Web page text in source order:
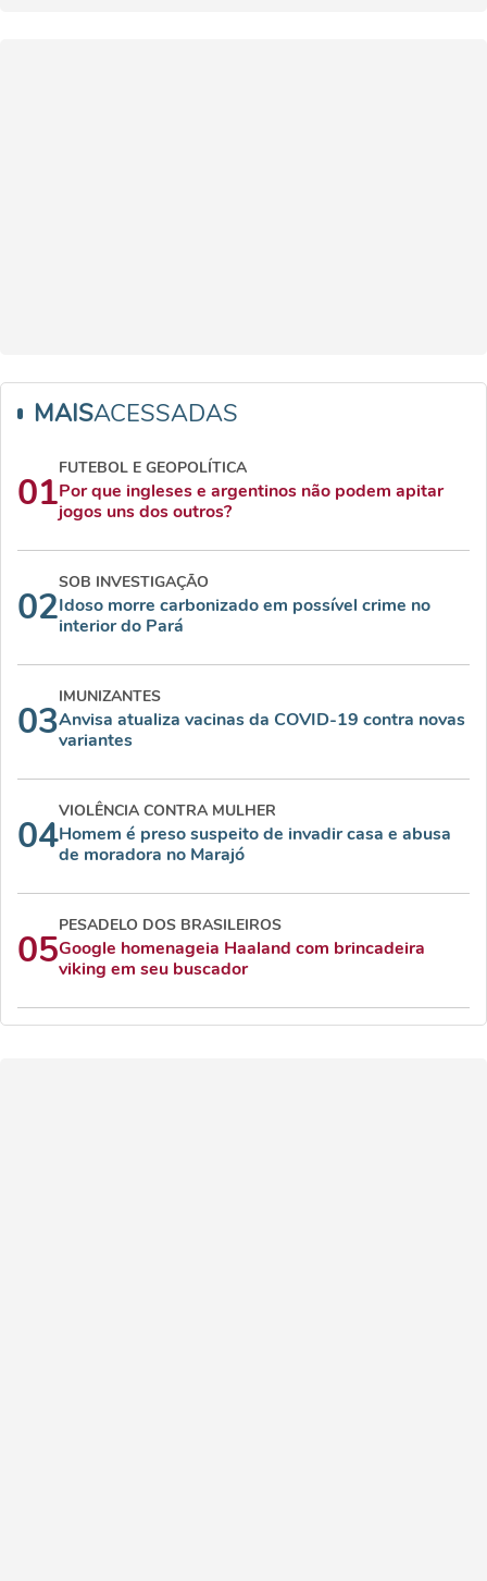
MAISACESSADAS
01
FUTEBOL E GEOPOLÍTICA
Por que ingleses e argentinos não podem apitar
jogos uns dos outros?
02
SOB INVESTIGAÇÃO
Idoso morre carbonizado em possível crime no
interior do Pará
03
IMUNIZANTES
Anvisa atualiza vacinas da COVID-19 contra novas
variantes
04
VIOLÊNCIA CONTRA MULHER
Homem é preso suspeito de invadir casa e abusa
de moradora no Marajó
05
PESADELO DOS BRASILEIROS
Google homenageia Haaland com brincadeira
viking em seu buscador